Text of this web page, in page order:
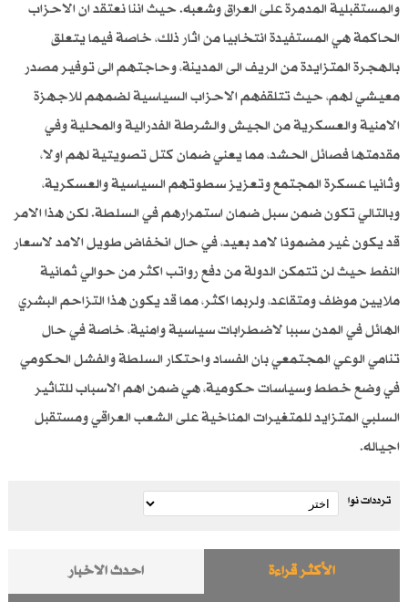
والمستقبلية المدمرة على العراق وشعبه. حيث اننا نعتقد ان الاحزاب
الحاكمة هي المستفيدة انتخابيا من اثار ذلك، خاصة فيما يتعلق
بالهجرة المتزايدة من الريف الى المدينة، وحاجتهم الى توفير مصدر
معيشي لهم، حيث تتلقفهم الاحزاب السياسية لضمهم للاجهزة
الامنية والعسكرية من الجيش والشرطة الفدرالية والمحلية وفي
مقدمتها فصائل الحشد، مما يعني ضمان كتل تصويتية لهم اولا،
وثانيا عسكرة المجتمع وتعزيز سطوتهم السياسية والعسكرية،
وبالتالي تكون ضمن سبل ضمان استمرارهم في السلطة. لكن هذا الامر
قد يكون غير مضمونا لامد بعيد، في حال انخفاض طويل الامد لاسعار
النفط حيث لن تتمكن الدولة من دفع رواتب اكثر من حوالي ثمانية
ملايين موظف ومتقاعد، ولربما اكثر، مما قد يكون هذا التزاحم البشري
الهائل في المدن سببا لاضطرابات سياسية وامنية، خاصة في حال
تنامي الوعي المجتمعي بان الفساد واحتكار السلطة والفشل الحكومي
في وضع خطط وسياسات حكومية، هي ضمن اهم الاسباب للتاثير
السلبي المتزايد للمتغيرات المناخية على الشعب العراقي ومستقبل
اجياله.
ترددات نوا
الأكثر قراءة احدث الاخبار